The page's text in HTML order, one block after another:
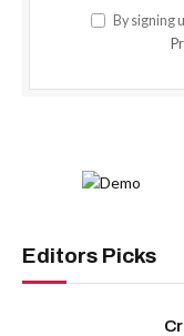
By signing
Editors Picks